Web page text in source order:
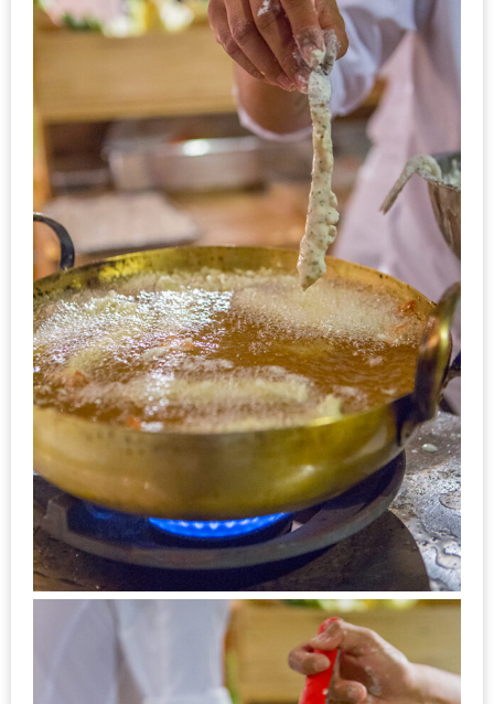
หนาว
ใช่
ไหม?
แวะ
ไป
ไฟ
อุ่นๆ
ปิ้ง
มาร์ช
เมล
โล่
พร้อม
ชิม
และ
ช้อป
ที่
เดียว